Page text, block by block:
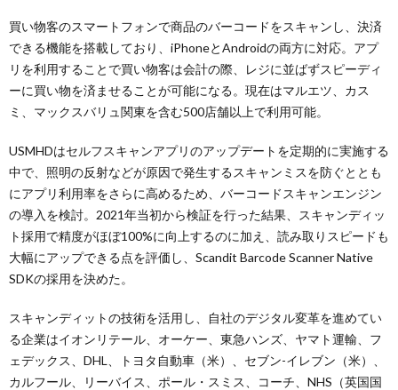
買い物客のスマートフォンで商品のバーコードをスキャンし、決済
できる機能を搭載しており、iPhoneとAndroidの両方に対応。アプ
リを利用することで買い物客は会計の際、レジに並ばずスピーディ
ーに買い物を済ませることが可能になる。現在はマルエツ、カス
ミ、マックスバリュ関東を含む500店舗以上で利用可能。
USMHDはセルフスキャンアプリのアップデートを定期的に実施する
中で、照明の反射などが原因で発生するスキャンミスを防ぐととも
にアプリ利用率をさらに高めるため、バーコードスキャンエンジン
の導入を検討。2021年当初から検証を行った結果、スキャンディッ
ト採用で精度がほぼ100%に向上するのに加え、読み取りスピードも
大幅にアップできる点を評価し、Scandit Barcode Scanner Native
SDKの採用を決めた。
スキャンディットの技術を活用し、自社のデジタル変革を進めてい
る企業はイオンリテール、オーケー、東急ハンズ、ヤマト運輸、フ
ェデックス、DHL、トヨタ自動車（米）、セブン-イレブン（米）、
カルフール、リーバイス、ポール・スミス、コーチ、NHS（英国国